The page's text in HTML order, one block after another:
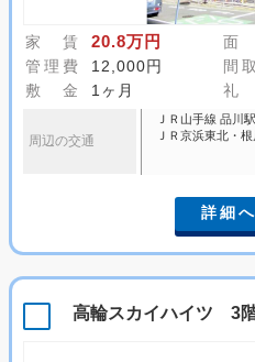
家 賃 20.8万円 面
管理費
12,000円 間
敷 金
1ヶ月 礼
周辺の交通
ＪＲ山手線 品川
ＪＲ京浜東北・
詳細へ
高輪スカイハイツ 3